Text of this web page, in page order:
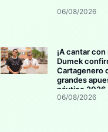
06/08/2026
¡A cantar
Dumek
Cartagenero
grandes
náutico 2026
06/08/2026